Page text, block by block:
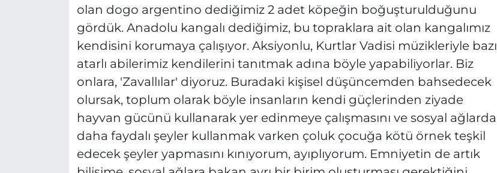
olan dogo argentino dediğimiz 2 adet köpeğin boğuşturulduğunu
gördük. Anadolu kangalı dediğimiz, bu topraklara ait olan kangalımız
kendisini korumaya çalışıyor. Aksiyonlu, Kurtlar Vadisi müzikleriyle bazı
atarlı abilerimiz kendilerini tanıtmak adına böyle yapabiliyorlar. Biz
onlara, 'Zavallılar' diyoruz. Buradaki kişisel düşüncemden bahsedecek
olursak, toplum olarak böyle insanların kendi güçlerinden ziyade
hayvan gücünü kullanarak yer edinmeye çalışmasını ve sosyal ağlarda
daha faydalı şeyler kullanmak varken çoluk çocuğa kötü örnek teşkil
edecek şeyler yapmasını kınıyorum, ayıplıyorum. Emniyetin de artık